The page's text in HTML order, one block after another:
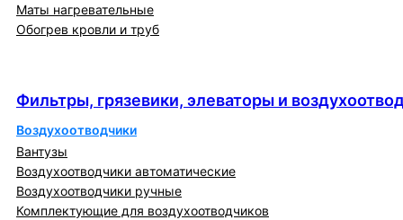
Маты нагревательные
Обогрев кровли и труб
Фильтры, грязевики, элеваторы и
Воздухоотводчики
Вантузы
Воздухоотводчики автоматические
Воздухоотводчики ручные
Комплектующие для воздухоотводчиков